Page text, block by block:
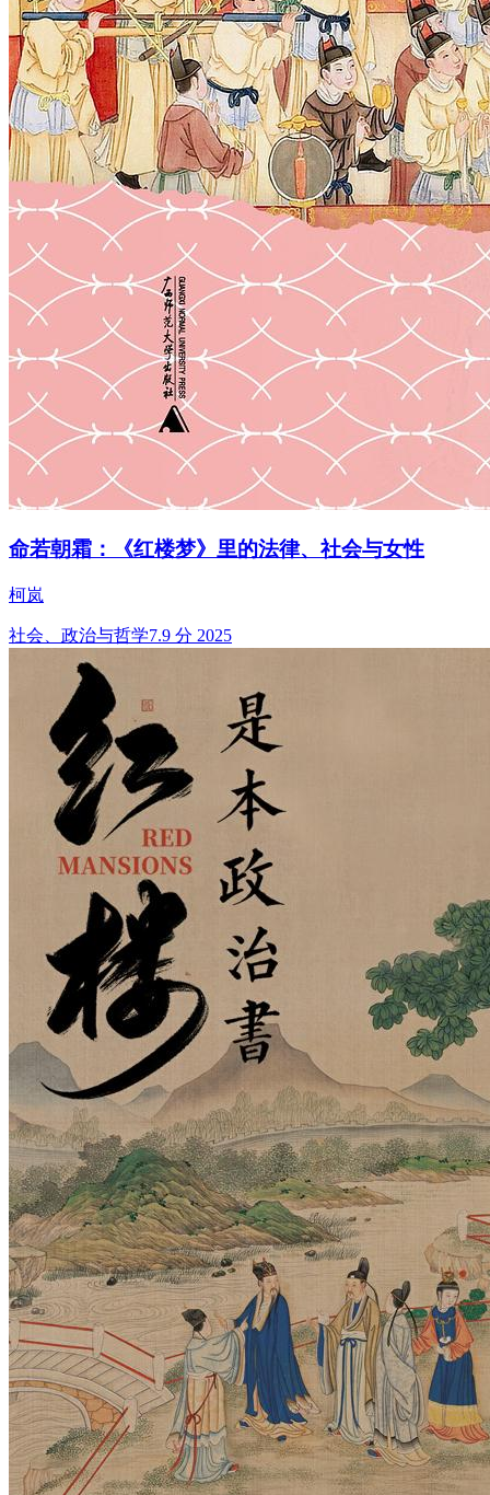
命若朝霜：《红楼梦》里的法律、社会与女性
柯岚
社会、政治与哲学7.9 分 2025